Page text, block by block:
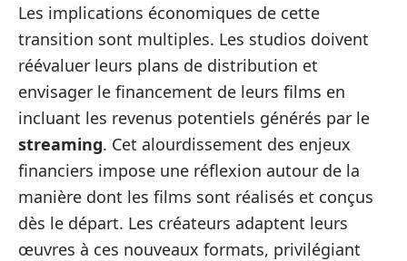
Les implications économiques de cette
transition sont multiples. Les studios doivent
réévaluer leurs plans de distribution et
envisager le financement de leurs films en
incluant les revenus potentiels générés par le
streaming. Cet alourdissement des enjeux
financiers impose une réflexion autour de la
manière dont les films sont réalisés et conçus
dès le départ. Les créateurs adaptent leurs
œuvres à ces nouveaux formats, privilégiant